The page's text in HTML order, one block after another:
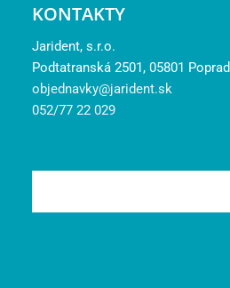
KONTAKTY
Jarident, s.r.o.
Podtatranská 2501, 05801 Poprad
objednavky@jarident.sk
052/77 22 029